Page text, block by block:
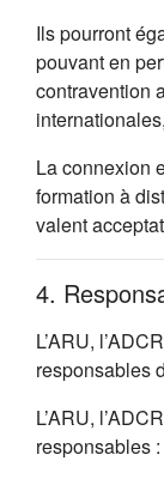
Ils pourront
pouvant en
contravention
La connexion
formation à
valent
4.
L’ARU,
responsables
L’ARU,
responsables :